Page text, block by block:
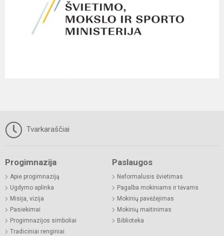
Tvarkaraščiai
Progimnazija
Apie progimnaziją
Ugdymo aplinka
Misija, vizija
Pasiekimai
Progimnazijos simboliai
Tradiciniai renginiai
Paslaugos
Neformalusis švietimas
Pagalba mokiniams ir tėvams
Mokinių pavėžėjimas
Mokinių maitinimas
Biblioteka